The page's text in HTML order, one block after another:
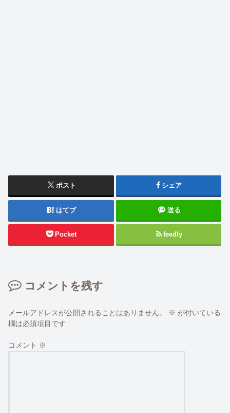
ポスト シェア
はてブ 送る
Pocket feedly
コメントを残す
メールアドレスが公開されることはありません。 ※ が付いている
欄は必須項目です
コメント ※